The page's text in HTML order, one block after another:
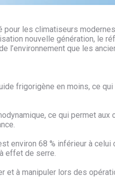
pour les climatiseurs
nouvelle génération, le
l’environnement que les
frigorigène en moins, ce
ce qui permet
environ 68 % inférieur à celui
effet de serre.
et à manipuler lors des